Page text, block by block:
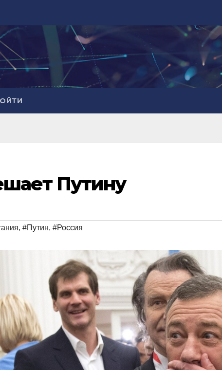
Путину
, #Путин, #Россия